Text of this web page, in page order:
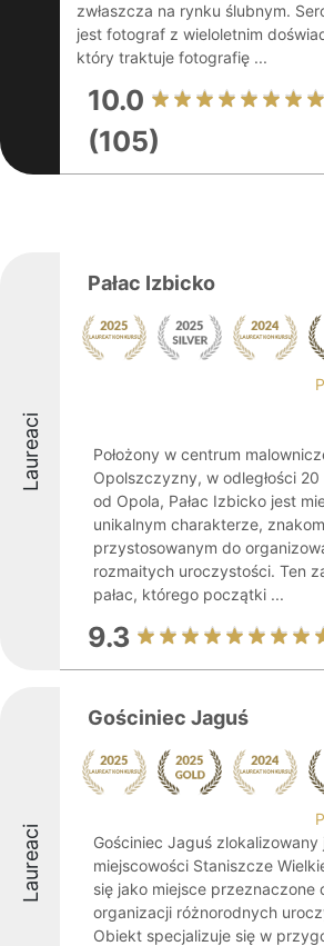
zwłaszcza na rynku ślubnym.
jest fotograf z wieloletnim
który traktuje fotografię ...
10.0
(105)
Laureaci
Pałac Izbicko
Położony w centrum
Opolszczyzny, w odległości
od Opola, Pałac Izbicko jest
unikalnym charakterze,
przystosowanym do
rozmaitych uroczystości. Ten
pałac, którego początki ...
9.3
Laureaci
Gościniec Jaguś
Gościniec Jaguś zlokalizowany
miejscowości Staniszcze
się jako miejsce przeznaczone
organizacji różnorodnych
Obiekt specjalizuje się w